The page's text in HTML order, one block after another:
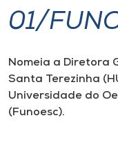
I.nova
Diplomados
Cultura
01/
Nomeia a Diretora
Santa Terezinha
Universidade do
(Funoesc).